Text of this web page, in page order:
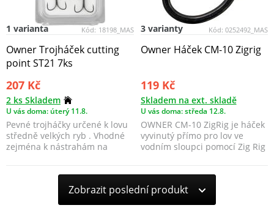
Kód: 18198_MAS
1 varianta
Owner Trojháček cutting
point ST21 7ks
207 Kč
2 ks Skladem
U vás doma: úterý 11.8.
Pevné trojháčky určené k lovu
středně velkých ryb . Vhodné
zejména k nástrahám na
Kód: 0252492_MAS
3 varianty
Owner Háček CM-10 Zigrig
119 Kč
Skladem na ext. skladě
U vás doma: středa 12.8.
OWNER CM-10 ZigRig je háček
vyvinutý přímo pro lov ve
vodním sloupci pomocí Zig Rig
Zobrazit poslední produkt